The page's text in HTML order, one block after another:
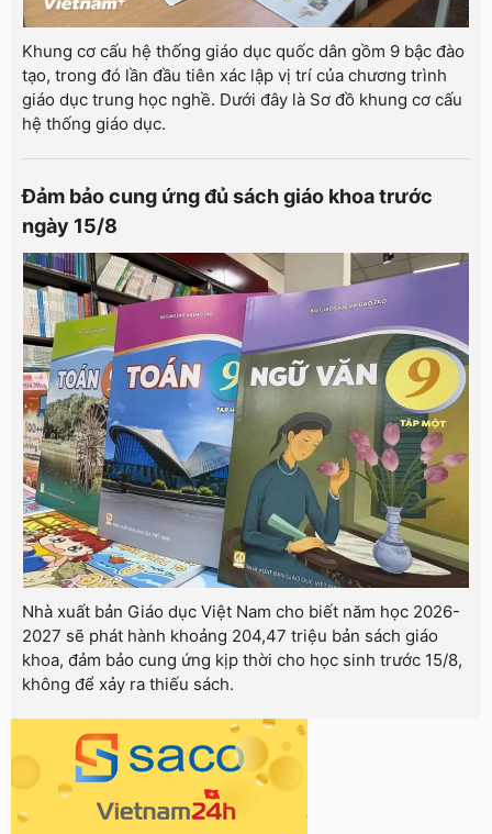
Khung cơ cấu hệ thống giáo dục quốc dân gồm 9 bậc đào
tạo, trong đó lần đầu tiên xác lập vị trí của chương trình
giáo dục trung học nghề. Dưới đây là Sơ đồ khung cơ cấu
hệ thống giáo dục.
Đảm bảo cung ứng đủ sách giáo khoa trước
ngày 15/8
Nhà xuất bản Giáo dục Việt Nam cho biết năm học 2026-
2027 sẽ phát hành khoảng 204,47 triệu bản sách giáo
khoa, đảm bảo cung ứng kịp thời cho học sinh trước 15/8,
không để xảy ra thiếu sách.